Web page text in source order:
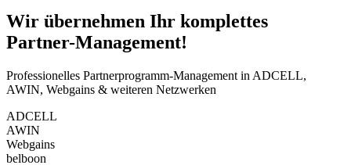
Wir übernehmen Ihr komplettes
Partner-Management!
Professionelles Partnerprogramm-Management in ADCELL,
AWIN, Webgains & weiteren Netzwerken
ADCELL
AWIN
Webgains
belboon